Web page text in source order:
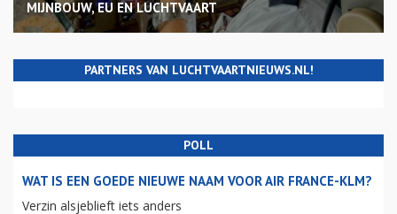
MIJNBOUW, EU EN LUCHTVAART
PARTNERS VAN LUCHTVAARTNIEUWS.NL!
POLL
WAT IS EEN GOEDE NIEUWE NAAM VOOR AIR FRANCE-KLM?
Verzin alsjeblieft iets anders